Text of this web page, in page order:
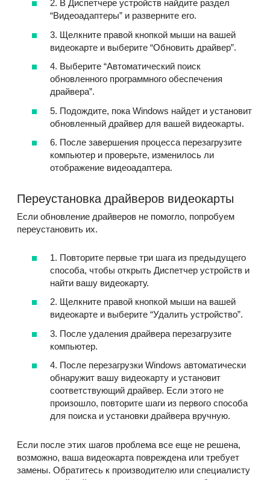
2. В Диспетчере устройств найдите раздел
“Видеоадаптеры” и разверните его.
3. Щелкните правой кнопкой мыши на вашей
видеокарте и выберите “Обновить драйвер”.
4. Выберите “Автоматический поиск
обновленного программного обеспечения
драйвера”.
5. Подождите, пока Windows найдет и установит
обновленный драйвер для вашей видеокарты.
6. После завершения процесса перезагрузите
компьютер и проверьте, изменилось ли
отображение видеоадаптера.
Переустановка драйверов видеокарты
Если обновление драйверов не помогло, попробуем
переустановить их.
1. Повторите первые три шага из предыдущего
способа, чтобы открыть Диспетчер устройств и
найти вашу видеокарту.
2. Щелкните правой кнопкой мыши на вашей
видеокарте и выберите “Удалить устройство”.
3. После удаления драйвера перезагрузите
компьютер.
4. После перезагрузки Windows автоматически
обнаружит вашу видеокарту и установит
соответствующий драйвер. Если этого не
произошло, повторите шаги из первого способа
для поиска и установки драйвера вручную.
Если после этих шагов проблема все еще не решена,
возможно, ваша видеокарта повреждена или требует
замены. Обратитесь к производителю или специалисту